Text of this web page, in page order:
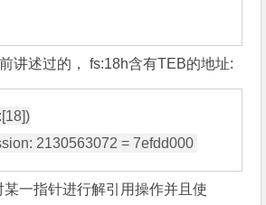
讲述过的， fs:18h含有TEB的地址:
一指针进行解引用操作并且使